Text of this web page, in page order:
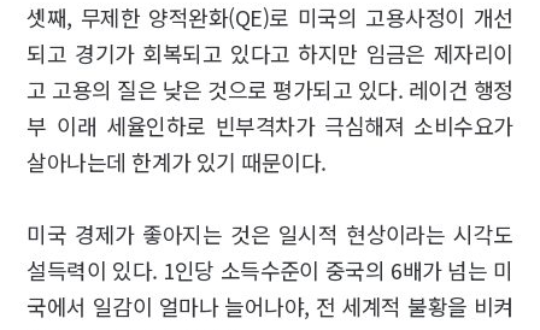
셋째, 무제한 양적완화(QE)로 미국의 고용사정이 개선
되고 경기가 회복되고 있다고 하지만 임금은 제자리이
고 고용의 질은 낮은 것으로 평가되고 있다. 레이건 행정
부 이래 세율인하로 빈부격차가 극심해져 소비수요가
살아나는데 한계가 있기 때문이다.
미국 경제가 좋아지는 것은 일시적 현상이라는 시각도
설득력이 있다. 1인당 소득수준이 중국의 6배가 넘는 미
국에서 일감이 얼마나 늘어나야, 전 세계적 불황을 비켜